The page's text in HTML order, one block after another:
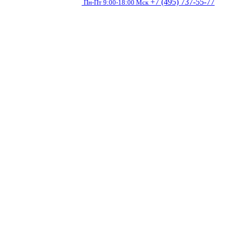
Пн-Пт 9:00-18:00 Мск +7 (495) 737-55-77